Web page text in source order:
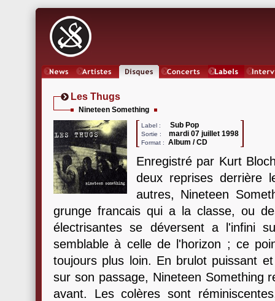
Les Thugs
Nineteen Something
Label : Sub Pop
Sortie : mardi 07 juillet 1998
Format : Album / CD
Enregistré par Kurt
deux reprises derrière
autres, Nineteen
grunge francais qui a la classe, ou
électrisantes se déversent a l'infini
semblable à celle de l'horizon ; ce
toujours plus loin. En brulot puissant
sur son passage, Nineteen Something
avant. Les colères sont